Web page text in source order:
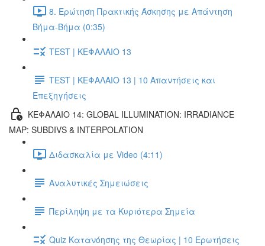
8. Ερώτηση Πρακτικής Άσκησης με Απάντηση
Βήμα-Βήμα (0:35)
TEST | ΚΕΦΑΛΑΙΟ 13
TEST | ΚΕΦΑΛΑΙΟ 13 | 10 Απαντήσεις και
Επεξηγήσεις
ΚΕΦΑΛΑΙΟ 14: GLOBAL ILLUMINATION: IRRADIANCE
MAP: SUBDIVS & INTERPOLATION
Διδασκαλία με Video (4:11)
Αναλυτικές Σημειώσεις
Περίληψη με τα Κυριότερα Σημεία
Quiz Κατανόησης της Θεωρίας | 10 Ερωτήσεις